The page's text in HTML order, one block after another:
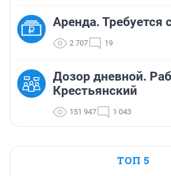
Аренда. Требуется
2 707 19
Дозор дневной.
Крестьянский
151 947 1 043
ТОП 5